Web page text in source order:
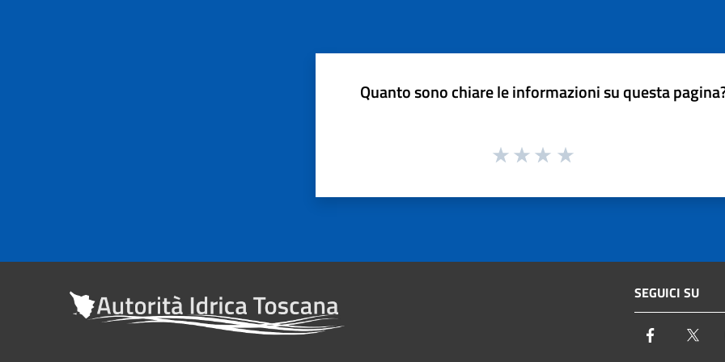
Quanto sono chiare le informazioni su questa
SEGUICI SU
Facebook